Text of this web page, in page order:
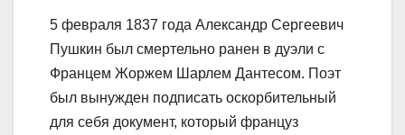
5 февраля 1837 года Александр Сергеевич
Пушкин был смертельно ранен в дуэли с
Францем Жоржем Шарлем Дантесом. Поэт
был вынужден подписать оскорбительный
для себя документ, который француз